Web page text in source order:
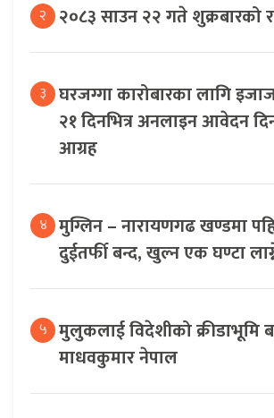
२ २०८३ साउन २२ गते शुक्रबारको
३ घरजग्गा कारोबारका लागि
२१ दिनभित्र अनलाइन आवेदन
आग्रह
४ मुग्लिन – नारायणगढ खण्डमा
दुईतर्फी बन्द, खुल्न एक घण्टा
५ मुलुकलाई विदेशीको क्रीडाभूमि
माधवकुमार नेपाल